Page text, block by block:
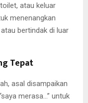
atau keluar
menenangkan
bertindak di luar
Tepat
asal disampaikan
merasa…” untuk